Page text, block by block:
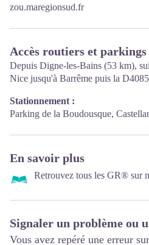
zou.maregionsud.fr
Accès routiers et parkings
Depuis Digne-les-Bains (53 km),
Nice jusqu'à Barrême puis la
Stationnement :
Parking de la Boudousque,
En savoir plus
Retrouvez tous les GR® sur
Signaler un problème ou
Vous avez repéré une erreur